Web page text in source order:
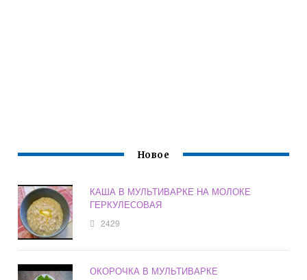
Новое
КАША В МУЛЬТИВАРКЕ НА МОЛОКЕ
ГЕРКУЛЕСОВАЯ
2429
ОКОРОЧКА В МУЛЬТИВАРКЕ